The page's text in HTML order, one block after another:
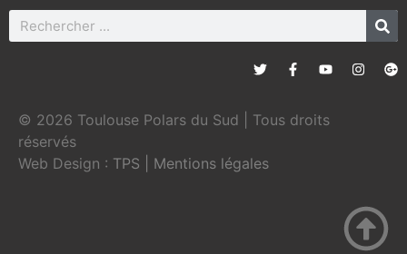
© 2026 Toulouse Polars du Sud | Tous droits
réservés
Web Design : TPS Mentions légales